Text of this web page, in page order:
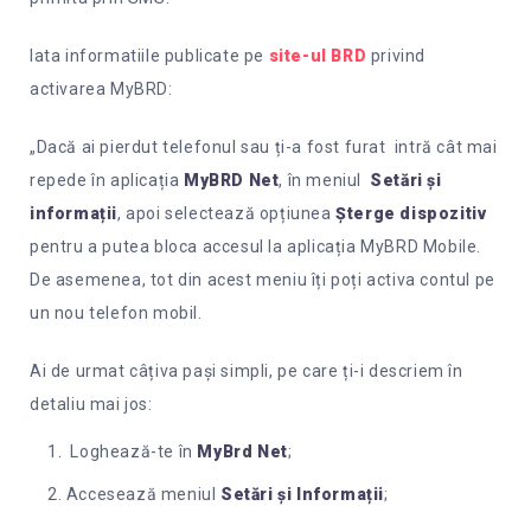
Iata informatiile publicate pe site-ul BRD privind
activarea MyBRD:
„Dacă ai pierdut telefonul sau ți-a fost furat intră cât mai
repede în aplicația MyBRD Net, în meniul Setări și
informații, apoi selectează opțiuneaȘterge dispozitiv
pentru a putea bloca accesul la aplicația MyBRD Mobile.
De asemenea, tot din acest meniu îți poți activa contul pe
un nou telefon mobil.
Ai de urmat câțiva pași simpli, pe care ți-i descriem în
detaliu mai jos:
Loghează-te în MyBrd Net;
Accesează meniul Setări și Informații;